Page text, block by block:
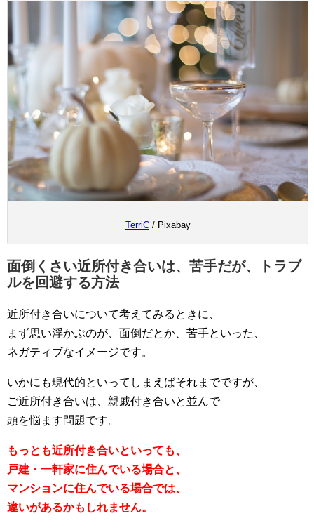
TerriC/ Pixabay
面倒くさい近所付き合いは、苦手だが、トラブ
ルを回避する方法
近所付き合いについて考えてみるときに、
まず思い浮かぶのが、面倒だとか、苦手といった、
ネガティブなイメージです。
いかにも現代的といってしまえばそれまでですが、
ご近所付き合いは、親戚付き合いと並んで
頭を悩ます問題です。
もっとも近所付き合いといっても、
戸建・一軒家に住んでいる場合と、
マンションに住んでいる場合では、
違いがあるかもしれません。